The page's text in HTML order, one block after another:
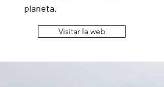
planeta.
Visitar la web